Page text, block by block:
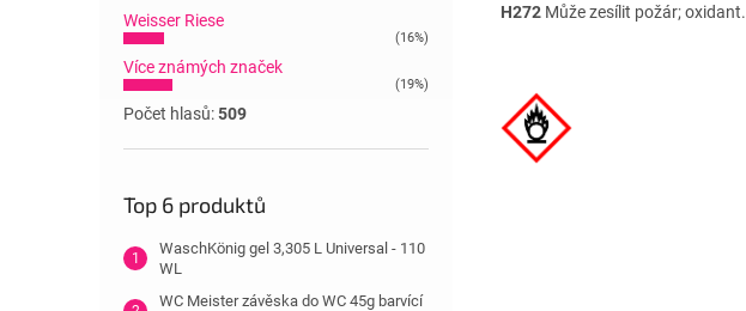
Weisser Riese
(16%)
Více známých značek
(19%)
Počet hlasů:509
Top 6 produktů
WaschKönig gel 3,305 L Universal - 110
WL
WC Meister závěska do WC 45g barvící
H272 Může zesílit požár; oxidant.